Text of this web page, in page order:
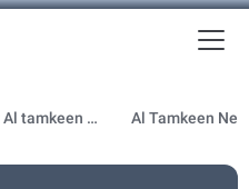
About Al tamkeen newsletter